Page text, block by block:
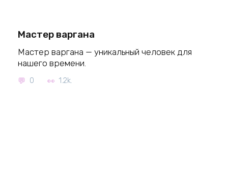
Мастер варгана
Мастер варгана — уникальный человек для
нашего времени.
0 1.2k.